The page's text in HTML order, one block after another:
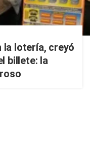
la lotería, creyó
billete: la